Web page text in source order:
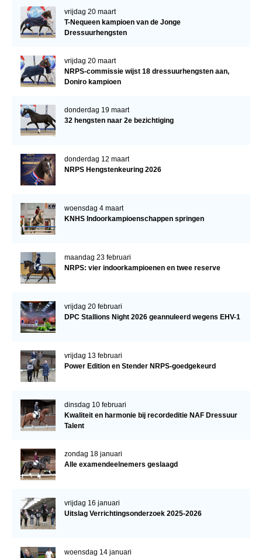
vrijdag 20 maart
T-Nequeen kampioen van de Jonge
Dressuurhengsten
vrijdag 20 maart
NRPS-commissie wijst 18 dressuurhengsten aan,
Doniro kampioen
donderdag 19 maart
32 hengsten naar 2e bezichtiging
donderdag 12 maart
NRPS Hengstenkeuring 2026
woensdag 4 maart
KNHS Indoorkampioenschappen springen
maandag 23 februari
NRPS: vier indoorkampioenen en twee reserve
vrijdag 20 februari
DPC Stallions Night 2026 geannuleerd wegens EHV-1
vrijdag 13 februari
Power Edition en Stender NRPS-goedgekeurd
dinsdag 10 februari
Kwaliteit en harmonie bij recordeditie NAF Dressuur
Talent
zondag 18 januari
Alle examendeelnemers geslaagd
vrijdag 16 januari
Uitslag Verrichtingsonderzoek 2025-2026
woensdag 14 januari